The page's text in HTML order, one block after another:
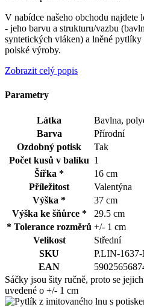
V nabídce našeho obchodu
- jeho barvu a strukturu/vazbu
syntetických vláken) a lněné
polské výroby.
Zobrazit celý popis
Parametry
Látka
Bavlna,
Barva
Přírodní
Ozdobný potisk
Tak
Počet kusů v balíku 1
Šířka *
16 cm
Příležitost
Valentýna
Výška *
37 cm
Výška ke šňůrce *
29.5 cm
* Tolerance rozměrů +/- 1 cm
Velikost
Střední
SKU
P.LIN-
EAN
Sáčky jsou šity ručně, proto se
uvedené o +/- 1 cm